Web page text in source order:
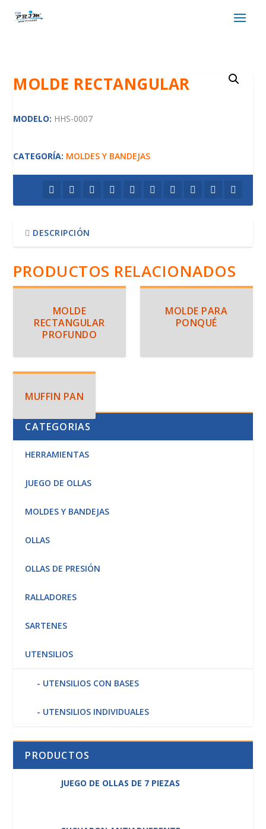
MOLDE RECTANGULAR
MODELO: HHS-0007
CATEGORÍA: MOLDES Y BANDEJAS
DESCRIPCIÓN
PRODUCTOS RELACIONADOS
MOLDE
RECTANGULAR
PROFUNDO
MOLDE PARA
PONQUÉ
MUFFIN PAN
CATEGORIAS
HERRAMIENTAS
JUEGO DE OLLAS
MOLDES Y BANDEJAS
OLLAS
OLLAS DE PRESIÓN
RALLADORES
SARTENES
UTENSILIOS
UTENSILIOS CON BASES
UTENSILIOS INDIVIDUALES
PRODUCTOS
JUEGO DE OLLAS DE 7 PIEZAS